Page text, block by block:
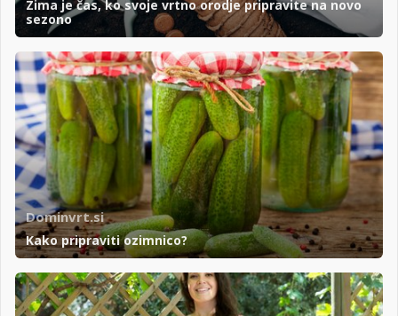
Zima je čas, ko svoje vrtno orodje pripravite na novo
sezono
Dominvrt.si
Kako pripraviti ozimnico?